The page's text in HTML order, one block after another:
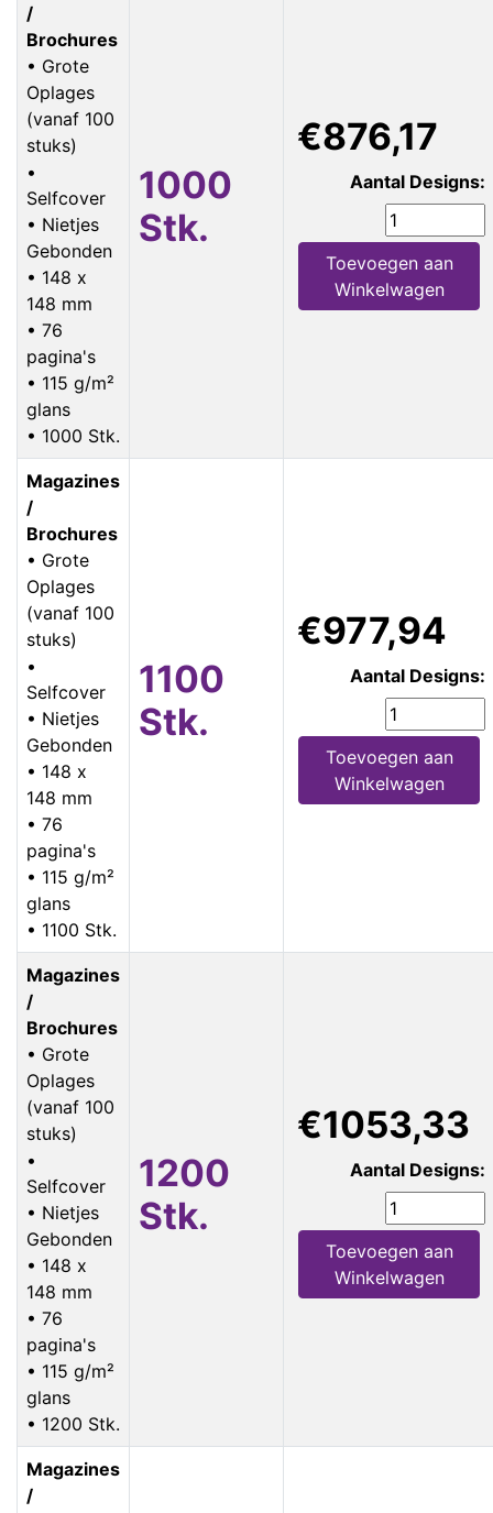
/
Brochures
• Grote
Oplages
(vanaf 100
stuks)
•
Selfcover
• Nietjes
Gebonden
• 148 x
148 mm
• 76
pagina's
• 115 g/m²
glans
• 1000 Stk.
1000
Stk.
€876,17
Aantal Designs:
Toevoegen aan
Winkelwagen
Magazines
/
Brochures
• Grote
Oplages
(vanaf 100
stuks)
•
Selfcover
• Nietjes
Gebonden
• 148 x
148 mm
• 76
pagina's
• 115 g/m²
glans
• 1100 Stk.
1100
Stk.
€977,94
Aantal Designs:
Toevoegen aan
Winkelwagen
Magazines
/
Brochures
• Grote
Oplages
(vanaf 100
stuks)
•
Selfcover
• Nietjes
Gebonden
• 148 x
148 mm
• 76
pagina's
• 115 g/m²
glans
• 1200 Stk.
1200
Stk.
€1053,33
Aantal Designs:
Toevoegen aan
Winkelwagen
Magazines
/